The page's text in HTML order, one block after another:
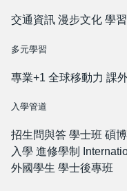
交通資訊 漫步文化 學
多元學習
專業+1 全球移動力 課
入學管道
招生問與答 學士班 碩
入學 進修學制
外國學生 學士後專班